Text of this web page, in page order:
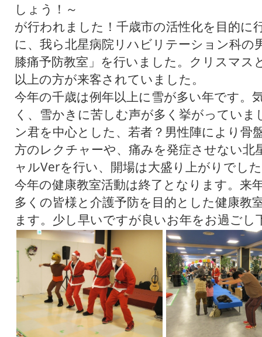
しょう！～
が行われました！千歳市の活性化を目的に
に、我ら北星病院リハビリテーション科の
膝痛予防教室」を行いました。クリスマス
以上の方が来客されていました。
今年の千歳は例年以上に雪が多い年です。
く、雪かきに苦しむ声が多く挙がってい
ン君を中心とした、若者？男性陣により骨
方のレクチャーや、痛みを発症させない北
ャルVerを行い、開場は大盛り上がりでし
今年の健康教室活動は終了となります。来
多くの皆様と介護予防を目的とした健康教
ます。少し早いですが良いお年をお過ごし